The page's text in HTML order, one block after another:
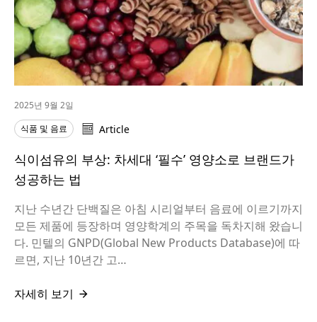
2025년 9월 2일
식품 및 음료
Article
식이섬유의 부상: 차세대 ‘필수’ 영양소로 브랜드가
성공하는 법
지난 수년간 단백질은 아침 시리얼부터 음료에 이르기까지
모든 제품에 등장하며 영양학계의 주목을 독차지해 왔습니
다. 민텔의 GNPD(Global New Products Database)에 따
르면, 지난 10년간 고…
자세히 보기